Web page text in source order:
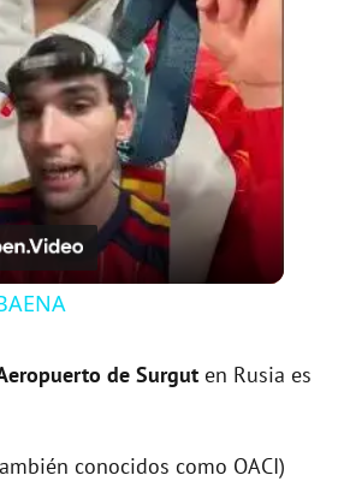
l
a
y
V
d
de Surgut en Rusia es
conocidos como OACI)